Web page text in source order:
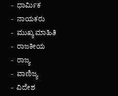
ಧಾರ್ಮಿಕ
ನಾಯಕರು
ಮುಖ್ಯ ಮಾಹಿತಿ
ರಾಜಕೀಯ
ರಾಜ್ಯ
ವಾಣಿಜ್ಯ
ವಿದೇಶ